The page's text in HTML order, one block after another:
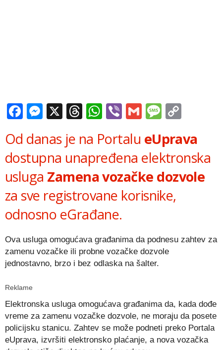
Facebook
Messenger
X Threads
WhatsApp
ViberGmail
Od danas je na Portalu eUprava
dostupna unapređena elektronska
usluga Zamena vozačke dozvole
za sve registrovane korisnike,
odnosno eGrađane.
Ova usluga omogućava građanima da podnesu zahtev za
zamenu vozačke ili probne vozačke dozvole
jednostavno, brzo i bez odlaska na šalter.
Reklame
Elektronska usluga omogućava građanima da, kada dođe
vreme za zamenu vozačke dozvole, ne moraju da posete
policijsku stanicu. Zahtev se može podneti preko Portala
eUprava, izvršiti elektronsko plaćanje, a nova vozačka